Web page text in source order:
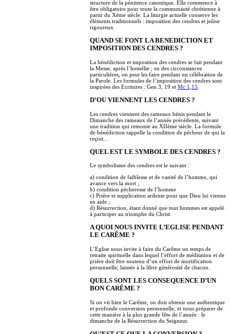
structure de la pénitence canonique. Elle commence à
être obligatoire pour toute la communauté chrétienne à
partir du Xème siècle. La liturgie actuelle conserve les
éléments traditionnels : imposition des cendres et jeûne
rigoureux.
QUAND SE FONT LA BENEDICTION ET
IMPOSITION DES CENDRES ?
La bénédiction et imposition des cendres se fait pendant
la Messe, après l’homélie ; en des circonstances
particulières, on peut les faire pendant un célébration de
la Parole. Les formules de l’imposition des cendres sont
inspirées des Ecritures : Gen 3, 19 et Mc 1,15
D’OU VIENNENT LES CENDRES ?
Les cendres viennent des rameaux bénis pendant le
Dimanche des rameaux de l’année précédente, suivant
une tradition qui remonte au XIIème siècle. La formule
de bénédiction rappelle la condition de pécheur de qui la
reçoit...
QUEL EST LE SYMBOLE DES CENDRES ?
Le symbolisme des cendres est le suivant :
a) condition de faiblesse et de vanité de l’homme, qui
avance vers la mort ;
b) condition pécheresse de l’homme
c) Prière et supplication ardente pour que Dieu lui vienne
en aide ;
d) Résurrection, étant donné que tout hommes est appelé
à participer au triomphe du Christ.
A QUOI NOUS INVITE L’EGLISE PENDANT
LE CARÊME ?
L’Eglise nous invite à faire du Carême un temps de
retraite spirituelle dans lequel l’effort de méditation et de
prière doit être soutenu d’un effort de mortification
personnelle, laissée à la libre générosité de chacun.
QUELS SONT LES CONSEQUENCE D’UN
BON CARÊME ?
Si on vit bien le Carême, on doit obtenir une authentique
et profonde conversion personnelle, et nous préparer de
cette manière à la plus grande fête de l’année : le
dimanche de la Résurrection du Seigneur.